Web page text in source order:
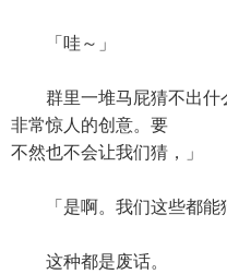
「哇～」
群里一堆马屁猜不出什
非常惊人的创意。要
不然也不会让我们猜，」
「是啊。我们这些都能
这种都是废话。